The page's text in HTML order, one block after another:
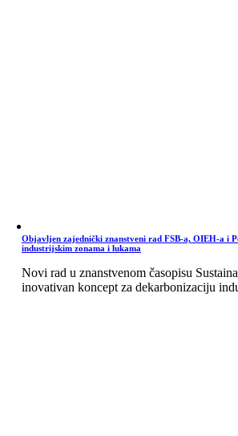
Objavljen zajednički znanstveni rad FSB-a, OIEH-a i
industrijskim zonama i lukama
Novi rad u znanstvenom časopisu
inovativan koncept za dekarbonizaciju